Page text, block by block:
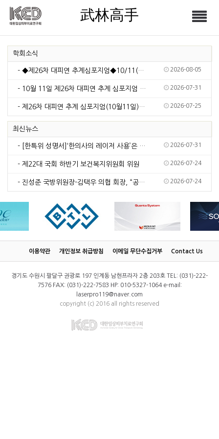
武林高手
武林高手
학회소식
- ◆제26차 대피연 추계심포지엄◆10/11(일)서울드래곤시티 2026-08-05
- 10월 11일 제26차 대피연 추계 심포지엄 주제: 피부 재생의 새로운 시대, 그 중심에 … 2026-07-31
- 제26차 대피연 추계 심포지엄(10월11일) 주제 공모(7월30일 마감) 2026-07-25
최신뉴스
- [한특위 성명서]‘한의사의 레이저 사용’은 국민건강 안전을 위해 근절되어야 한다 2026-07-31
- 제22대 국회 하반기 보건복지위원회 위원 2026-07-24
- 진성준 국방위원장-김택우 의협 회장, “공보의 복무 단축 추진” 공감대 2026-07-24
이용약관 개인정보 취급방침 이메일 무단수집거부 Contact Us
경기도 수원시 팔달구 권광로 197 인계동 남현프라자 2층 203호 TEL: (031)-222-
7576 FAX: (031)-222-7583 HP: 010-5327-1064 e-mail:
laserpro119@naver.com
copyright (c) 2016 all rights reserved